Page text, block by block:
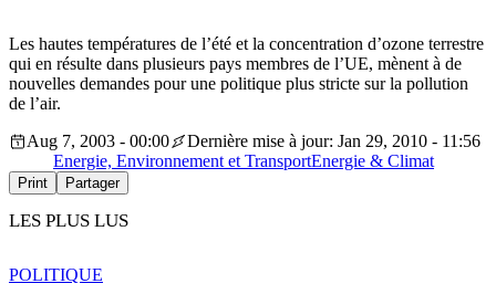
Les hautes températures de l’été et la concentration d’ozone terrestre
qui en résulte dans plusieurs pays membres de l’UE, mènent à de
nouvelles demandes pour une politique plus stricte sur la pollution
de l’air.
Aug 7, 2003 - 00:00
Dernière mise à jour: Jan 29, 2010 - 11:56
Energie, Environnement et TransportEnergie & Climat
Print Partager
LES PLUS LUS
POLITIQUE